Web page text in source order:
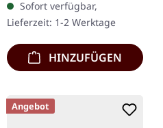
Bonustracks und
erweitertem Booklet,
limitiert. "Fear…
Sofort verfügbar,
Lieferzeit: 1-2 Werktage
HINZUFÜGEN
Angebot